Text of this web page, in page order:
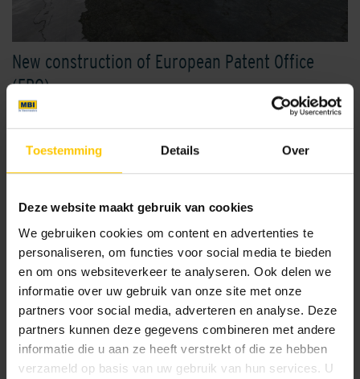
Toestemming Details Over
Deze website maakt gebruik van cookies
We gebruiken cookies om content en advertenties te
personaliseren, om functies voor social media te bieden
en om ons websiteverkeer te analyseren. Ook delen we
informatie over uw gebruik van onze site met onze
partners voor social media, adverteren en analyse. Deze
partners kunnen deze gegevens combineren met andere
informatie die u aan ze heeft verstrekt of die ze hebben
verzameld op basis van uw gebruik van hun services. U
New construction of European Patent Office
(EPO)
View project